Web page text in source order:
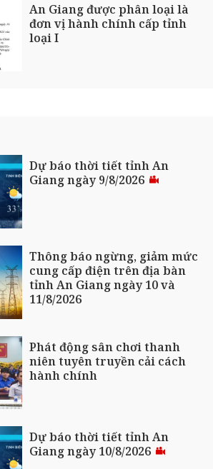
An Giang được phân loại là
đơn vị hành chính cấp tỉnh
loại I
Dự báo thời tiết tỉnh An
Giang ngày 9/8/2026
Thông báo ngừng, giảm mức
cung cấp điện trên địa bàn
tỉnh An Giang ngày 10 và
11/8/2026
Phát động sân chơi thanh
niên tuyên truyền cải cách
hành chính
Dự báo thời tiết tỉnh An
Giang ngày 10/8/2026